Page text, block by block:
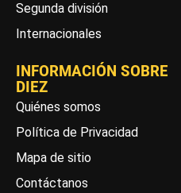
Segunda división
Internacionales
INFORMACIÓN SOBRE
DIEZ
Quiénes somos
Política de Privacidad
Mapa de sitio
Contáctanos